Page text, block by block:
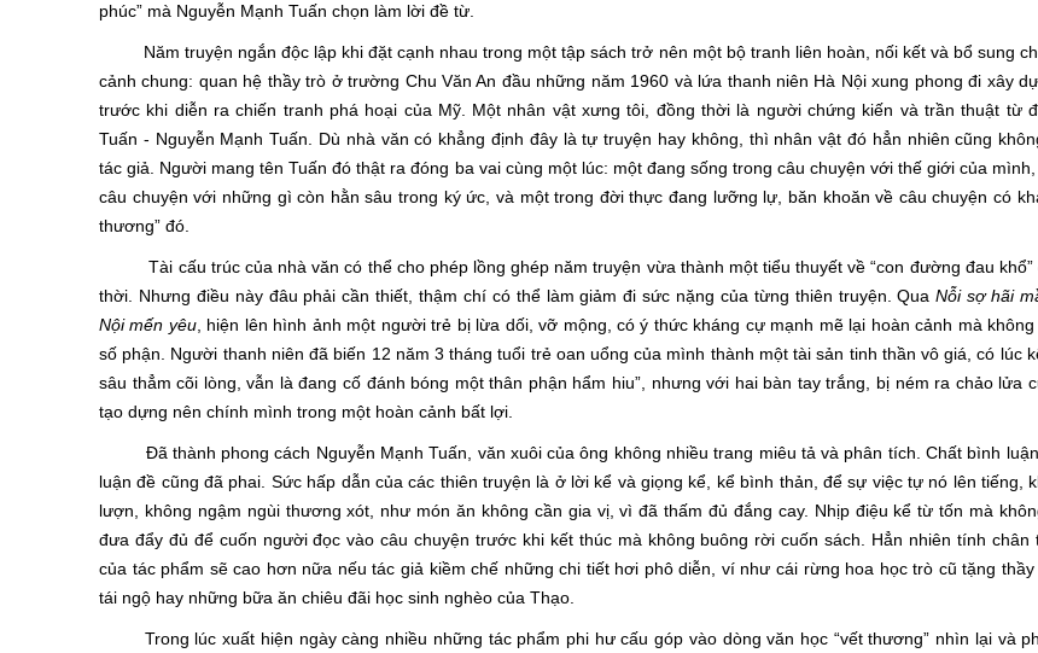
phúc” mà Nguyễn Mạnh Tuấn chọn làm lời đề từ.
Năm truyện ngắn độc lập khi đặt cạnh nhau trong một tập sách trở nên một bộ tranh liên hoàn, nối kết và bổ sung
cảnh chung: quan hệ thầy trò ở trường Chu Văn An đầu những năm 1960 và lứa thanh niên Hà Nội xung phong đi xây
trước khi diễn ra chiến tranh phá hoại của Mỹ. Một nhân vật xưng tôi, đồng thời là người chứng kiến và trần thuật từ
Tuấn - Nguyễn Mạnh Tuấn. Dù nhà văn có khẳng định đây là tự truyện hay không, thì nhân vật đó hẳn nhiên cũng
tác giả. Người mang tên Tuấn đó thật ra đóng ba vai cùng một lúc: một đang sống trong câu chuyện với thế giới của
câu chuyện với những gì còn hằn sâu trong ký ức, và một trong đời thực đang lưỡng lự, băn khoăn về câu chuyện có
thương” đó.
Tài cấu trúc của nhà văn có thể cho phép lồng ghép năm truyện vừa thành một tiểu thuyết về “con đường đau khổ”
thời. Nhưng điều này đâu phải cần thiết, thậm chí có thể làm giảm đi sức nặng của từng thiên truyện. QuaNỗi sợ hãi
Nội mến yêu, hiện lên hình ảnh một người trẻ bị lừa dối, vỡ mộng, có ý thức kháng cự mạnh mẽ lại hoàn cảnh mà
số phận. Người thanh niên đã biến 12 năm 3 tháng tuổi trẻ oan uổng của mình thành một tài sản tinh thần vô giá, có lúc
sâu thẳm cõi lòng, vẫn là đang cố đánh bóng một thân phận hẩm hiu”, nhưng với hai bàn tay trắng, bị ném ra chảo lửa
tạo dựng nên chính mình trong một hoàn cảnh bất lợi.
Đã thành phong cách Nguyễn Mạnh Tuấn, văn xuôi của ông không nhiều trang miêu tả và phân tích. Chất bình
luận đề cũng đã phai. Sức hấp dẫn của các thiên truyện là ở lời kể và giọng kể, kể bình thản, để sự việc tự nó lên tiếng,
lượn, không ngậm ngùi thương xót, như món ăn không cần gia vị, vì đã thấm đủ đắng cay. Nhịp điệu kể từ tốn mà
đưa đẩy đủ để cuốn người đọc vào câu chuyện trước khi kết thúc mà không buông rời cuốn sách. Hẳn nhiên tính chân
của tác phẩm sẽ cao hơn nữa nếu tác giả kiềm chế những chi tiết hơi phô diễn, ví như cái rừng hoa học trò cũ tặng thầy
tái ngộ hay những bữa ăn chiêu đãi học sinh nghèo của Thạo.
Trong lúc xuất hiện ngày càng nhiều những tác phẩm phi hư cấu góp vào dòng văn học “vết thương” nhìn lại và